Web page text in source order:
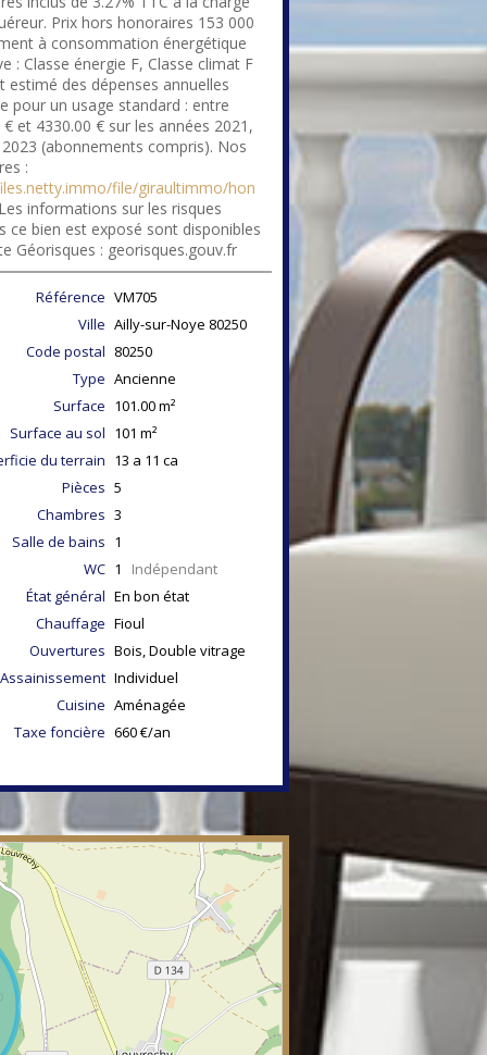
Prix hors honoraires 153 000
à consommation énergétique
: Classe énergie F, Classe climat F
estimé des dépenses annuelles
pour un usage standard : entre
€ et 4330.00 € sur les années 2021,
(abonnements compris). Nos
:
file/giraultimmo/hon
informations sur les risques
ce bien est exposé sont disponibles
Géorisques : georisques.gouv.fr
Référence VM705
Ville Ailly-sur-Noye 80250
Code postal 80250
Type Ancienne
Surface 101.00m²
Surface au sol 101 m²
du terrain 13 a 11 ca
Pièces 5
Chambres 3
Salle de bains 1
WC 1 Indépendant
État général En bon état
Chauffage Fioul
Ouvertures Bois, Double vitrage
Assainissement Individuel
Cuisine Aménagée
Taxe foncière 660 €/an